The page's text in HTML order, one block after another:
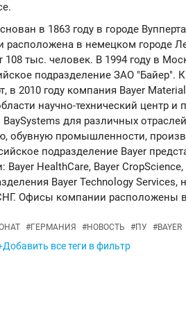
в 1863 году в городе
расположена в немецком городе
тыс. человек. В 1994 году в
подразделение ЗАО "Байер".
в 2010 году компания Bayer
научно-технический центр и
BaySystems для различных
обувную промышленности,
подразделение Bayer
HealthCare, Bayer
Bayer Technology Services,
Офисы компании расположены
#ГЕРМАНИЯ #НОВОСТЬ #ПУ #BAYER
все теги в фильтр